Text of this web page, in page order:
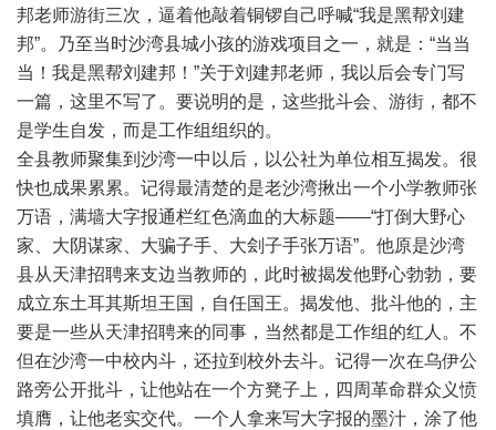
邦老师游街三次，逼着他敲着铜锣自己呼喊“我是黑帮刘建
邦”。乃至当时沙湾县城小孩的游戏项目之一，就是：“当当
当！我是黑帮刘建邦！”关于刘建邦老师，我以后会专门写
一篇，这里不写了。要说明的是，这些批斗会、游街，都不
是学生自发，而是工作组组织的。
全县教师聚集到沙湾一中以后，以公社为单位相互揭发。很
快也成果累累。记得最清楚的是老沙湾揪出一个小学教师张
万语，满墙大字报通栏红色滴血的大标题——“打倒大野心
家、大阴谋家、大骗子手、大刽子手张万语”。他原是沙湾
县从天津招聘来支边当教师的，此时被揭发他野心勃勃，要
成立东土耳其斯坦王国，自任国王。揭发他、批斗他的，主
要是一些从天津招聘来的同事，当然都是工作组的红人。不
但在沙湾一中校内斗，还拉到校外去斗。记得一次在乌伊公
路旁公开批斗，让他站在一个方凳子上，四周革命群众义愤
填膺，让他老实交代。一个人拿来写大字报的墨汁，涂了他